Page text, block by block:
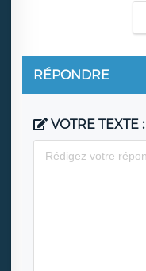
RÉPONDRE
VOTRE TEXTE :